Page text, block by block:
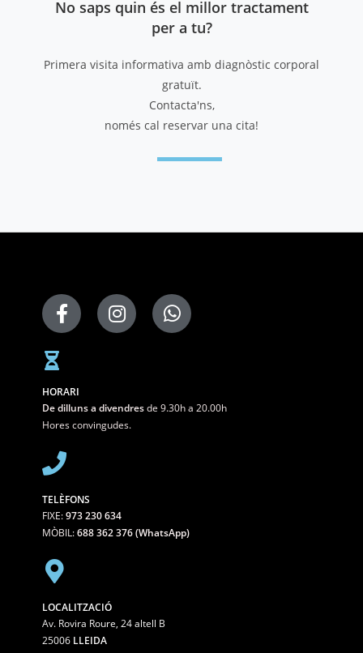
No saps quin és el millor tractament
per a tu?
Primera visita informativa amb diagnòstic corporal
gratuït.
Contacta'ns,
només cal reservar una cita!
HORARI
De dilluns a divendresde 9.30h a 20.00h
Hores convingudes.
TELÈFONS
FIXE:973 230 634
MÒBIL:688 362 376 (WhatsApp)
LOCALITZACIÓ
Av. Rovira Roure, 24 altell B
25006 LLEIDA